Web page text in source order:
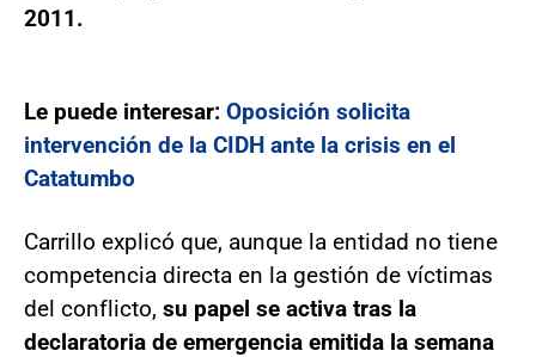
2011.
Le puede interesar: Oposición solicita
intervención de la CIDH ante la crisis en el
Catatumbo
Carrillo explicó que, aunque la entidad no tiene
competencia directa en la gestión de víctimas
del conflicto, su papel se activa tras la
declaratoria de emergencia emitida la semana